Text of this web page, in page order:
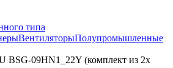
типа
ВентиляторыПолупромышленные
BSG-09HN1_22Y (комплект из 2х